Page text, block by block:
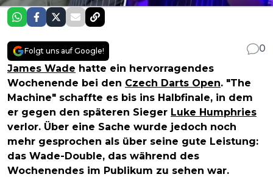
Folgt uns auf Google!
0
James Wade hatte ein hervorragendes
Wochenende bei den Czech Darts Open. "The
Machine" schaffte es bis ins Halbfinale, in dem
er gegen den späteren Sieger Luke Humphries
verlor. Über eine Sache wurde jedoch noch
mehr gesprochen als über seine gute Leistung:
das Wade-Double, das während des
Wochenendes im Publikum zu sehen war.